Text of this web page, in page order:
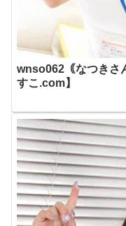
wnso062｟なつきさ
すこ.com】